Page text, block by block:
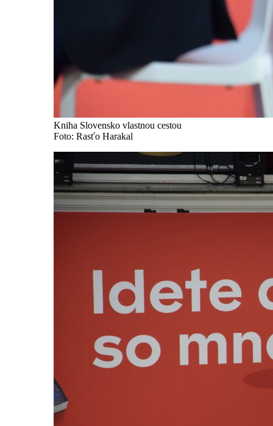
Kniha Slovensko vlastnou cestou
Foto: Rasťo Harakal